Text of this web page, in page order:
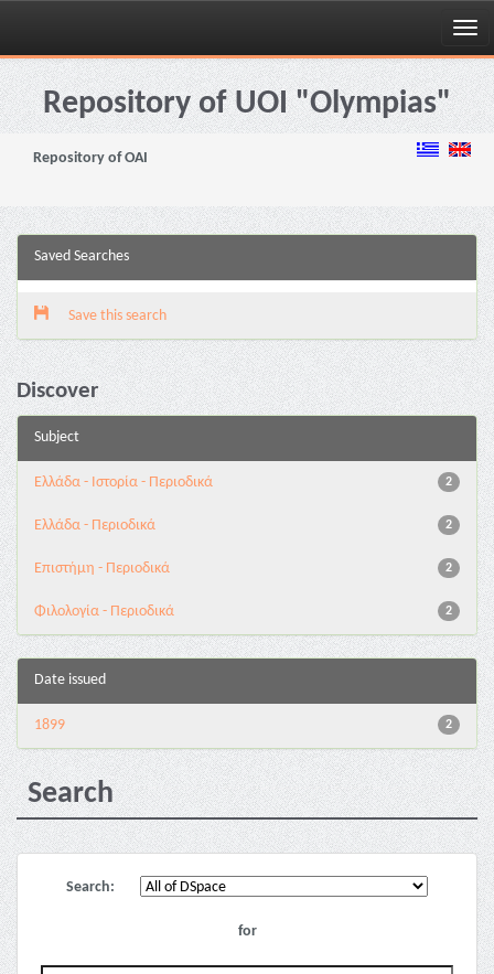
Skip
navigationRepository of UOI "Olympias"
Repository of OAI
Saved Searches
Save this search
Discover
Subject
2
Ελλάδα - Ιστορία - Περιοδικά
2
Ελλάδα - Περιοδικά
2
Επιστήμη - Περιοδικά
2
Φιλολογία - Περιοδικά
Date issued
2
1899
Search
Search:
for